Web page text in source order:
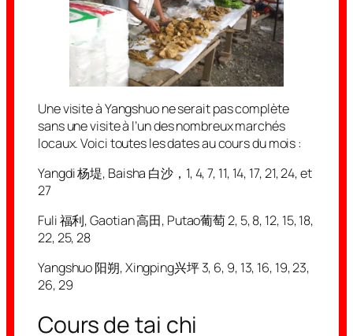
Une visite à Yangshuo ne serait pas complète
sans une visite à l’un des nombreux marchés
locaux. Voici toutes les dates au cours du mois :
Yangdi 杨堤, Baisha 白沙，1, 4, 7, 11, 14, 17, 21, 24, et
27
Fuli 福利, Gaotian 高田, Putao葡萄 2, 5, 8, 12, 15, 18,
22, 25, 28
Yangshuo 阳朔, Xingping兴坪 3, 6, 9, 13, 16, 19, 23,
26, 29
Cours de tai chi